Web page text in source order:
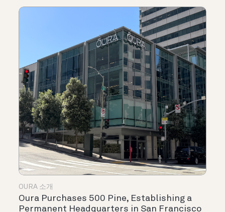
OURA 소개
Oura Purchases 500 Pine, Establishing a
Permanent Headquarters in San Francisco